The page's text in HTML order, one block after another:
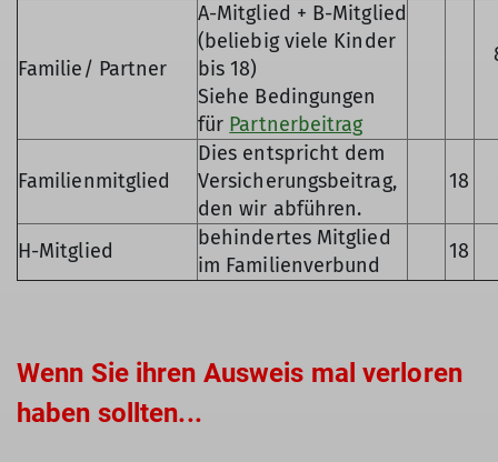
Familie/ Partner
A-Mitglied + B-Mitglied
(beliebig viele Kinder
bis 18)
Siehe Bedingungen
für Partnerbeitrag
Familienmitglied
Dies entspricht dem
Versicherungsbeitrag,
den wir abführen.
18
H-Mitglied
behindertes Mitglied
im Familienverbund
18
Wenn Sie ihren Ausweis mal verloren
haben sollten...